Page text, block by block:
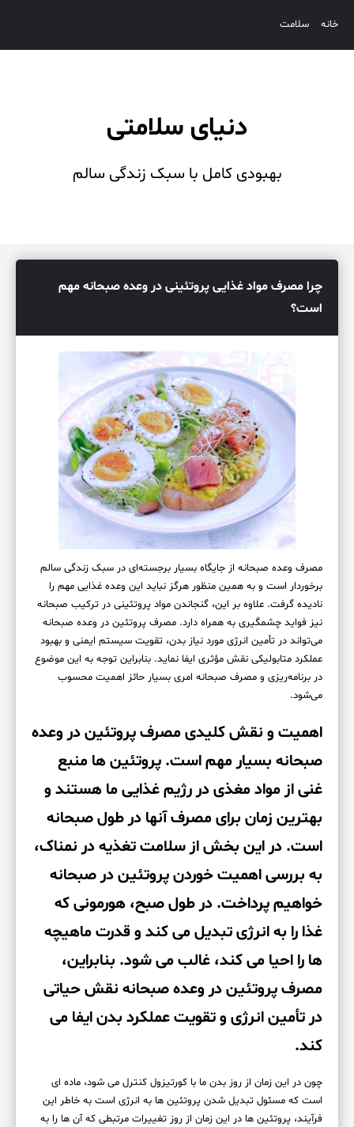
خانه سلامت
دنیای سلامتی
بهبودی کامل با سبک زندگی سالم
چرا مصرف مواد غذایی پروتئینی در وعده صبحانه مهم
است؟
مصرف وعده صبحانه از جایگاه بسیار برجسته‌ای در سبک زندگی سالم
برخوردار است و به همین منظور هرگز نباید این وعده غذایی مهم را
نادیده گرفت. علاوه بر این، گنجاندن مواد پروتئینی در ترکیب صبحانه
نیز فواید چشمگیری به همراه دارد. مصرف پروتئین در وعده صبحانه
می‌تواند در تأمین انرژی مورد نیاز بدن، تقویت سیستم ایمنی و بهبود
عملکرد متابولیکی نقش مؤثری ایفا نماید. بنابراین توجه به این موضوع
در برنامه‌ریزی و مصرف صبحانه امری بسیار حائز اهمیت محسوب
می‌شود.
اهمیت و نقش کلیدی مصرف پروتئین در وعده
صبحانه بسیار مهم است. پروتئین ها منبع
غنی از مواد مغذی در رژیم غذایی ما هستند و
بهترین زمان برای مصرف آنها در طول صبحانه
است. در این بخش از سلامت تغذیه در نمناک،
به بررسی اهمیت خوردن پروتئین در صبحانه
خواهیم پرداخت. در طول صبح، هورمونی که
غذا را به انرژی تبدیل می کند و قدرت ماهیچه
ها را احیا می کند، غالب می شود. بنابراین،
مصرف پروتئین در وعده صبحانه نقش حیاتی
در تأمین انرژی و تقویت عملکرد بدن ایفا می
کند.
چون در این زمان از روز بدن ما با کورتیزول کنترل می شود، ماده ای
است که مسئول تبدیل شدن پروتئین ها به انرژی است به خاطر این
فرآیند، پروتئین ها در این زمان از روز تغییرات مرتبطی که آن ها را به